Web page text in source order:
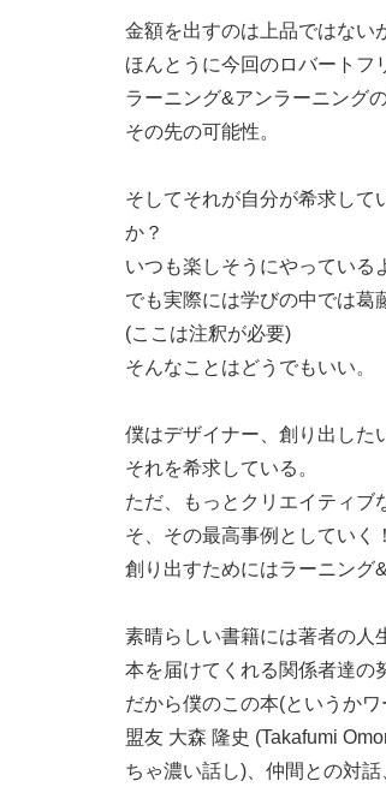
金額を出すのは上品ではない
ほんとうに今回のロバートフ
ラーニング&アンラーニング
その先の可能性。
そしてそれが自分が希求して
か？
いつも楽しそうにやっている
でも実際には学びの中では葛
(ここは注釈が必要)
そんなことはどうでもいい。
僕はデザイナー、創り出した
それを希求している。
ただ、もっとクリエイティブ
そ、その最高事例としていく
創り出すためにはラーニング
素晴らしい書籍には著者の人
本を届けてくれる関係者達の
だから僕のこの本(というか
盟友 大森 隆史 (Takafumi
ちゃ濃い話し)、仲間との対